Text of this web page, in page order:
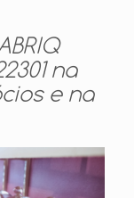
na
e na